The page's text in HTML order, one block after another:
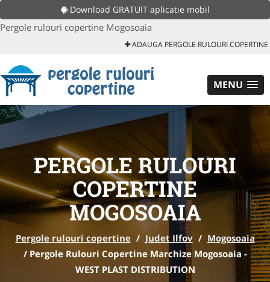
Download GRATUIT aplicatie mobil
Pergole rulouri copertine Mogosoaia
ADAUGA PERGOLE RULOURI COPERTINE
MENU
PERGOLE RULOURI
COPERTINE
MOGOSOAIA
Pergole rulouri copertine / Judet Ilfov / Mogosoaia
/ Pergole Rulouri Copertine Marchize Mogosoaia -
WEST PLAST DISTRIBUTION